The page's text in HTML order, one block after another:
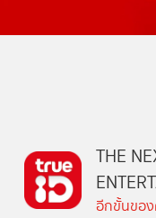
THE
อีกขั้นของ